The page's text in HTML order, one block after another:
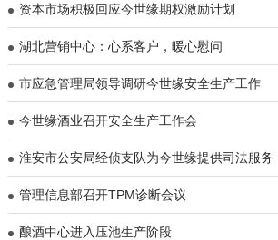
资本市场积极回应今世缘期权激励计划
湖北营销中心：心系客户，暖心慰问
市应急管理局领导调研今世缘安全生产工作
今世缘酒业召开安全生产工作会
淮安市公安局经侦支队为今世缘提供司法服务
管理信息部召开TPM诊断会议
酿酒中心进入压池生产阶段